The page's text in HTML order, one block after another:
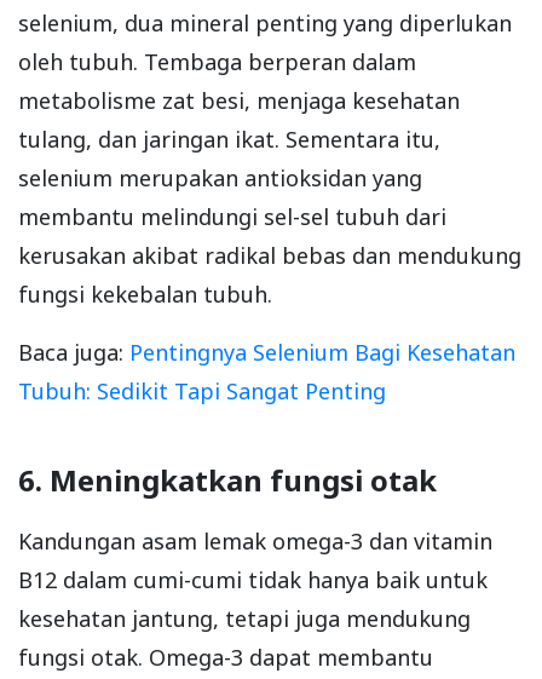
selenium, dua mineral penting yang diperlukan
oleh tubuh. Tembaga berperan dalam
metabolisme zat besi, menjaga kesehatan
tulang, dan jaringan ikat. Sementara itu,
selenium merupakan antioksidan yang
membantu melindungi sel-sel tubuh dari
kerusakan akibat radikal bebas dan mendukung
fungsi kekebalan tubuh.
Baca juga: Pentingnya Selenium Bagi Kesehatan
Tubuh: Sedikit Tapi Sangat Penting
6. Meningkatkan fungsi otak
Kandungan asam lemak omega-3 dan vitamin
B12 dalam cumi-cumi tidak hanya baik untuk
kesehatan jantung, tetapi juga mendukung
fungsi otak. Omega-3 dapat membantu